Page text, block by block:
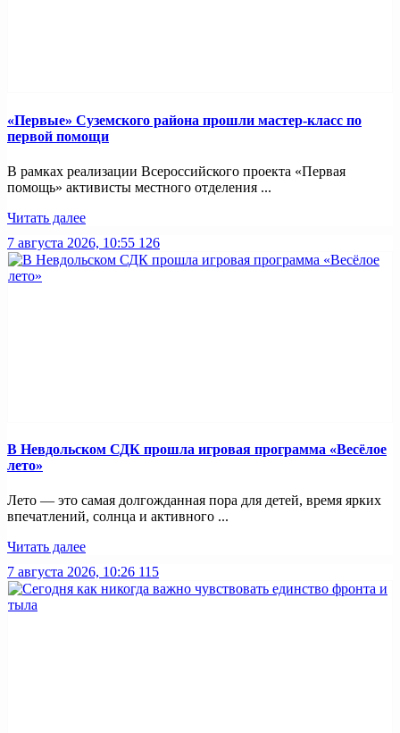
«Первые» Суземского района прошли мастер-класс по
первой помощи
В рамках реализации Всероссийского проекта «Первая
помощь» активисты местного отделения ...
Читать далее
7 августа 2026, 10:55 126
В Невдольском СДК прошла игровая программа «Весёлое
лето»
Лето — это самая долгожданная пора для детей, время ярких
впечатлений, солнца и активного ...
Читать далее
7 августа 2026, 10:26 115